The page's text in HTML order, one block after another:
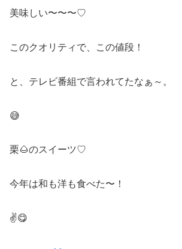
美味しい〜〜〜♡
このクオリティで、この値段！
と、テレビ番組で言われてたなぁ～。
😅
栗🌰のスイーツ♡
今年は和も洋も食べた〜！
✌️😋